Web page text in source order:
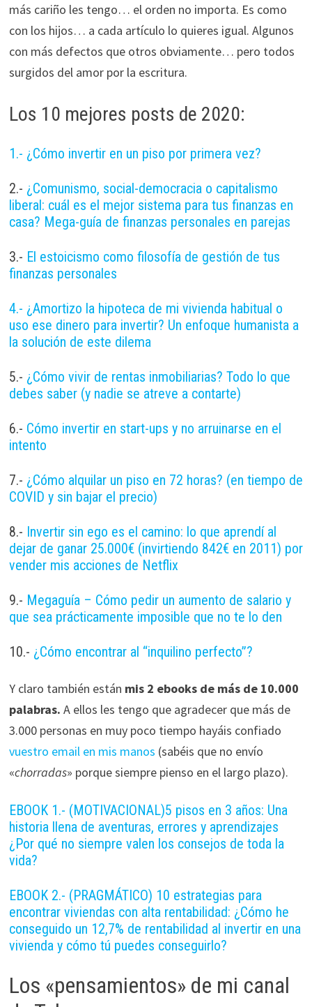
más cariño les tengo… el orden no importa. Es como
con los hijos… a cada artículo lo quieres igual. Algunos
con más defectos que otros obviamente… pero todos
surgidos del amor por la escritura.
Los 10 mejores posts de 2020:
1.- ¿Cómo invertir en un piso por primera vez?
2.- ¿Comunismo, social-democracia o capitalismo
liberal: cuál es el mejor sistema para tus finanzas en
casa? Mega-guía de finanzas personales en parejas
3.- El estoicismo como filosofía de gestión de tus
finanzas personales
4.- ¿Amortizo la hipoteca de mi vivienda habitual o
uso ese dinero para invertir? Un enfoque humanista a
la solución de este dilema
5.- ¿Cómo vivir de rentas inmobiliarias? Todo lo que
debes saber (y nadie se atreve a contarte)
6.- Cómo invertir en start-ups y no arruinarse en el
intento
7.- ¿Cómo alquilar un piso en 72 horas? (en tiempo de
COVID y sin bajar el precio)
8.- Invertir sin ego es el camino: lo que aprendí al
dejar de ganar 25.000€ (invirtiendo 842€ en 2011) por
vender mis acciones de Netflix
9.- Megaguía – Cómo pedir un aumento de salario y
que sea prácticamente imposible que no te lo den
10.- ¿Cómo encontrar al “inquilino perfecto”?
Y claro también están mis 2 ebooks de más de 10.000
palabras. A ellos les tengo que agradecer que más de
3.000 personas en muy poco tiempo hayáis confiado
vuestro email en mis manos (sabéis que no envío
«chorradas» porque siempre pienso en el largo plazo).
EBOOK 1.- (MOTIVACIONAL)5 pisos en 3 años: Una
historia llena de aventuras, errores y aprendizajes
¿Por qué no siempre valen los consejos de toda la
vida?
EBOOK 2.- (PRAGMÁTICO) 10 estrategias para
encontrar viviendas con alta rentabilidad: ¿Cómo he
conseguido un 12,7% de rentabilidad al invertir en una
vivienda y cómo tú puedes conseguirlo?
Los «pensamientos» de mi canal